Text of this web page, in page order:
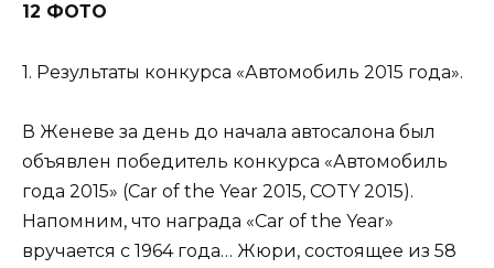
12 ФОТО
1. Результаты конкурса «Автомобиль 2015 года».
В Женеве за день до начала автосалона был
объявлен победитель конкурса «Автомобиль
года 2015» (Car of the Year 2015, COTY 2015).
Напомним, что награда «Car of the Year»
вручается с 1964 года… Жюри, состоящее из 58